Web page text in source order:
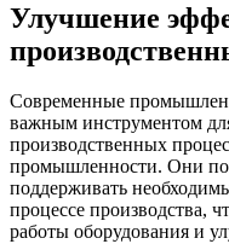
Улучшение
Современные
важным инструментом
производственных
промышленности. Они
поддерживать
процессе производства,
работы оборудования и